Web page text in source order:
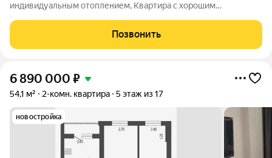
индивидуальным отоплением, Квартира с хорошим
подвальное помещение. Один взрослый собственник.
Документы готовы. ID объекта в нашей базе: 5
Позвонить
6 890 000 ₽
54,1 м² 2-комн. квартира 5 этаж из 17
новостройка